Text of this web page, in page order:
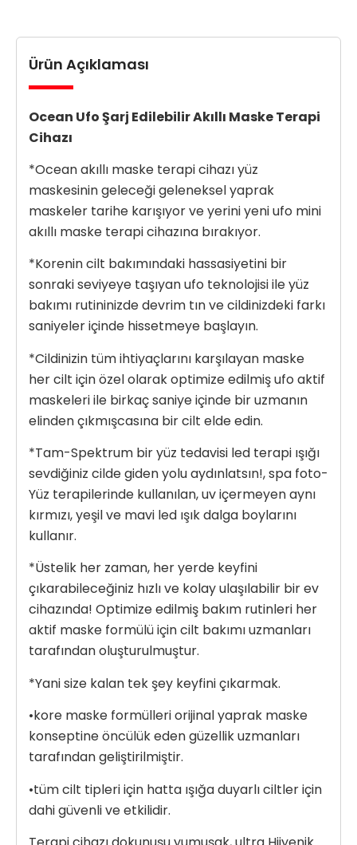
Ürün Açıklaması
Ocean Ufo Şarj Edilebilir Akıllı Maske Terapi
Cihazı
*Ocean akıllı maske terapi cihazı yüz
maskesinin geleceği geleneksel yaprak
maskeler tarihe karışıyor ve yerini yeni ufo mini
akıllı maske terapi cihazına bırakıyor.
*Korenin cilt bakımındaki hassasiyetini bir
sonraki seviyeye taşıyan ufo teknolojisi ile yüz
bakımı rutininizde devrim tın ve cildinizdeki farkı
saniyeler içinde hissetmeye başlayın.
*Cildinizin tüm ihtiyaçlarını karşılayan maske
her cilt için özel olarak optimize edilmiş ufo aktif
maskeleri ile birkaç saniye içinde bir uzmanın
elinden çıkmışcasına bir cilt elde edin.
*Tam-Spektrum bir yüz tedavisi led terapi ışığı
sevdiğiniz cilde giden yolu aydınlatsın!, spa foto-
Yüz terapilerinde kullanılan, uv içermeyen aynı
kırmızı, yeşil ve mavi led ışık dalga boylarını
kullanır.
*Üstelik her zaman, her yerde keyfini
çıkarabileceğiniz hızlı ve kolay ulaşılabilir bir ev
cihazında! Optimize edilmiş bakım rutinleri her
aktif maske formülü için cilt bakımı uzmanları
tarafından oluşturulmuştur.
*Yani size kalan tek şey keyfini çıkarmak.
•kore maske formülleri orijinal yaprak maske
konseptine öncülük eden güzellik uzmanları
tarafından geliştirilmiştir.
•tüm cilt tipleri için hatta ışığa duyarlı ciltler için
dahi güvenli ve etkilidir.